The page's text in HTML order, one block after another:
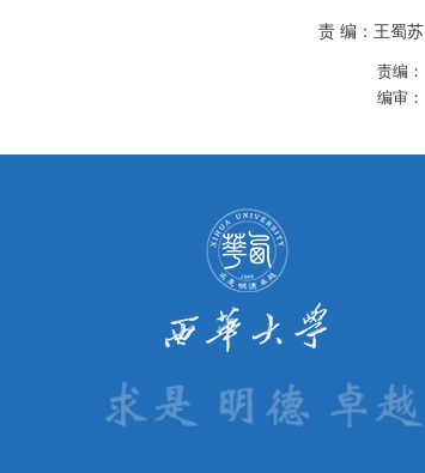
责 编：王蜀苏
责编：
编审：